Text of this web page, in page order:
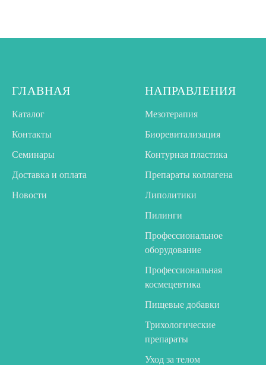
ГЛАВНАЯ
Каталог
Контакты
Семинары
Доставка и оплата
Новости
НАПРАВЛЕНИЯ
Мезотерапия
Биоревитализация
Контурная пластика
Препараты коллагена
Липолитики
Пилинги
Профессиональное
оборудование
Профессиональная
космецевтика
Пищевые добавки
Трихологические
препараты
Уход за телом